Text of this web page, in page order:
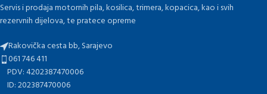
Servis i prodaja motornih pila, kosilica, trimera, kopacica, kao i svih
rezervnih dijelova, te pratece opreme
Rakovička cesta bb, Sarajevo
061 746 411
PDV: 4202387470006
ID: 202387470006